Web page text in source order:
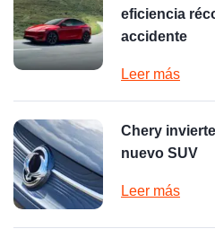
eficiencia
accidente
Leer más
Chery
nuevo SUV
Leer más